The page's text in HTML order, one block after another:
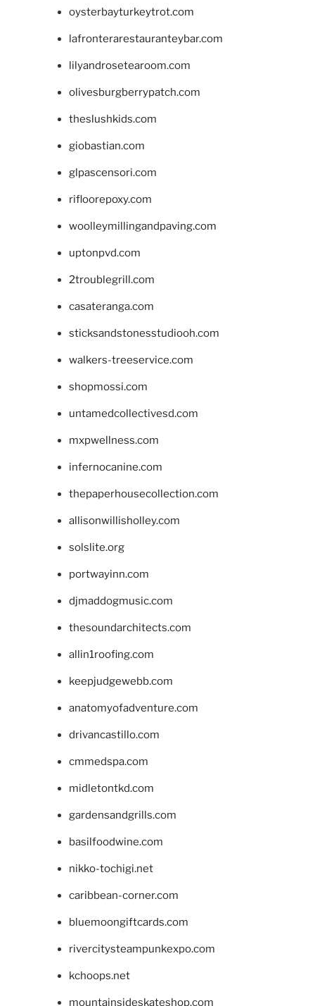
oysterbayturkeytrot.com
lafronterarestauranteybar.com
lilyandrosetearoom.com
olivesburgberrypatch.com
theslushkids.com
giobastian.com
glpascensori.com
rifloorepoxy.com
woolleymillingandpaving.com
uptonpvd.com
2troublegrill.com
casateranga.com
sticksandstonesstudiooh.com
walkers-treeservice.com
shopmossi.com
untamedcollectivesd.com
mxpwellness.com
infernocanine.com
thepaperhousecollection.com
allisonwillisholley.com
solslite.org
portwayinn.com
djmaddogmusic.com
thesoundarchitects.com
allin1roofing.com
keepjudgewebb.com
anatomyofadventure.com
drivancastillo.com
cmmedspa.com
midletontkd.com
gardensandgrills.com
basilfoodwine.com
nikko-tochigi.net
caribbean-corner.com
bluemoongiftcards.com
rivercitysteampunkexpo.com
kchoops.net
mountainsideskateshop.com